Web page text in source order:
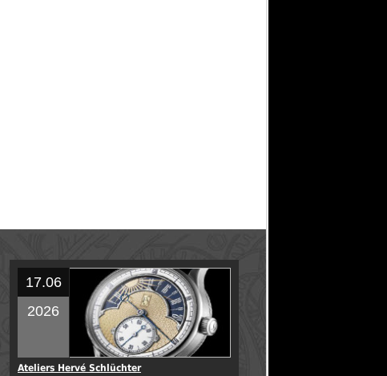
17.06
2026
Ateliers Hervé Schlüchter